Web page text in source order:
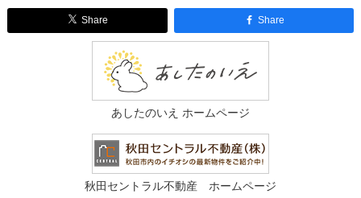
Share Share
あしたのいえ ホームページ
秋田セントラル不動産 ホームページ